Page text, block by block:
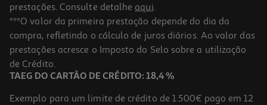
prestações. Consulte detalhe aqui.
***O valor da primeira prestação depende do dia da
compra, refletindo o cálculo de juros diários. Ao valor das
prestações acresce o Imposto do Selo sobre a utilização
de Crédito.
TAEG DO CARTÃO DE CRÉDITO: 18,4 %
Exemplo para um limite de crédito de 1.500€ pago em 12